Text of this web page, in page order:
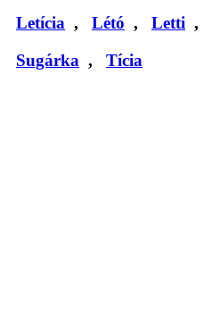
Letícia , Létó , Letti ,
Sugárka , Tícia